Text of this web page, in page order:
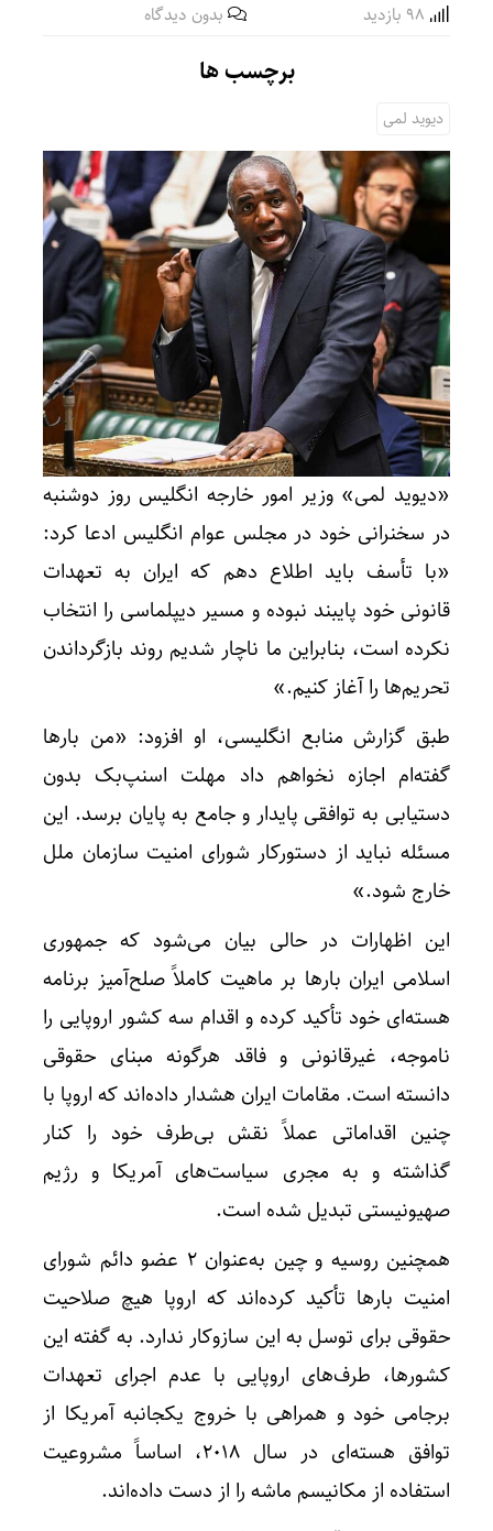
بدون دیدگاه
برچسب ها
دیوید لمی
«دیوید لمی» وزیر امور خارجه انگلیس روز دوشنبه
در سخنرانی خود در مجلس عوام انگلیس ادعا کرد:
«با تأسف باید اطلاع دهم که ایران به تعهدات
قانونی خود پایبند نبوده و مسیر دیپلماسی را انتخاب
نکرده است، بنابراین ما ناچار شدیم روند بازگرداندن
تحریم‌ها را آغاز کنیم.»
طبق گزارش منابع انگلیسی، او افزود: «من بارها
گفته‌ام اجازه نخواهم داد مهلت اسنپ‌بک بدون
دستیابی به توافقی پایدار و جامع به پایان برسد. این
مسئله نباید از دستورکار شورای امنیت سازمان ملل
خارج شود.»
این اظهارات در حالی بیان می‌شود که جمهوری
اسلامی ایران بارها بر ماهیت کاملاً صلح‌آمیز برنامه
هسته‌ای خود تأکید کرده و اقدام سه کشور اروپایی را
ناموجه، غیرقانونی و فاقد هرگونه مبنای حقوقی
دانسته است. مقامات ایران هشدار داده‌اند که اروپا با
چنین اقداماتی عملاً نقش بی‌طرف خود را کنار
گذاشته و به مجری سیاست‌های آمریکا و رژیم
صهیونیستی تبدیل شده است.
همچنین روسیه و چین به‌عنوان ۲ عضو دائم شورای
امنیت بارها تأکید کرده‌اند که اروپا هیچ صلاحیت
حقوقی برای توسل به این سازوکار ندارد. به گفته این
کشورها، طرف‌های اروپایی با عدم اجرای تعهدات
برجامی خود و همراهی با خروج یکجانبه آمریکا از
توافق هسته‌ای در سال ۲۰۱۸، اساساً مشروعیت
استفاده از مکانیسم ماشه را از دست داده‌اند.